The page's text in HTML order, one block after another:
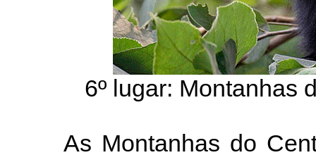
6º lugar: Montanhas
As Montanhas do